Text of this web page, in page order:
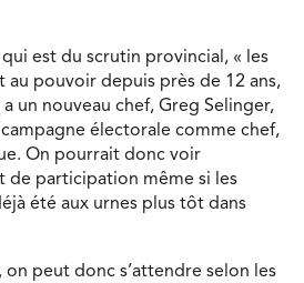
est du scrutin provincial, « les
au pouvoir depuis près de 12 ans,
un nouveau chef, Greg Selinger,
électorale comme chef,
On pourrait donc voir
de participation même si les
été aux urnes plus tôt dans
on peut donc s’attendre selon les